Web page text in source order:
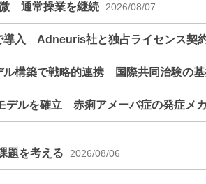
微 通常操業を継続 2026/08/07
導入 Adneuris社と独占ライセンス契
ル構築で戦略的連携 国際共同治験の
デルを確立 赤痢アメーバ症の発症メ
題を考える
2026/08/06